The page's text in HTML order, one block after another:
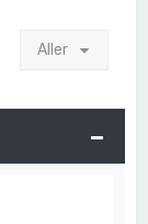
Aller